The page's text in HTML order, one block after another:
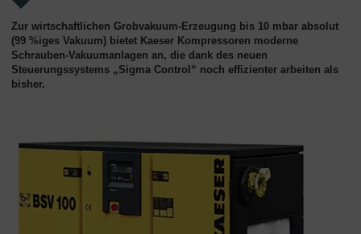
Übersicht
Lösungen
-
Übersicht
Übersicht
Unternehmen
Übersicht
Zur wirtschaftlichen Grobvakuum-Erzeugung bis 10 mbar absolut
(99 %iges Vakuum) bietet Kaeser Kompressoren moderne
Schrauben-Vakuumanlagen an, die dank des neuen
Steuerungssystems „Sigma Control“ noch effizienter arbeiten als
bisher.